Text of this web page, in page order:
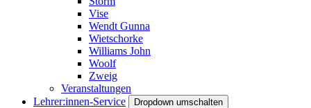
Vise
Wendt Gunna
Wietschorke
Williams John
Woolf
Zweig
Veranstaltungen
Lehrer:innen-Service
Dropdown umschalten